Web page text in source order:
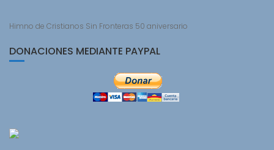
Himno de Cristianos Sin Fronteras 50 aniversario
DONACIONES MEDIANTE PAYPAL